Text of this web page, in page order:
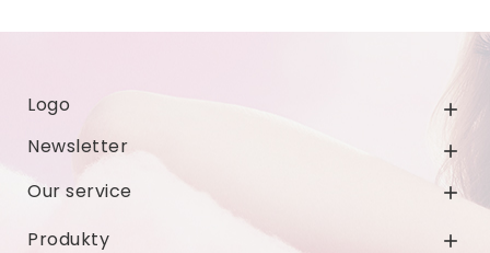
Logo 
Newsletter 
Our service 
Produkty 